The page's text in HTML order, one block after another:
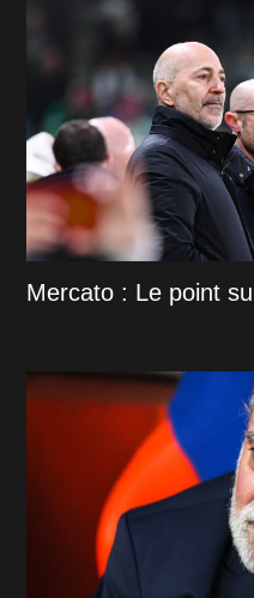
Mercato : Le point